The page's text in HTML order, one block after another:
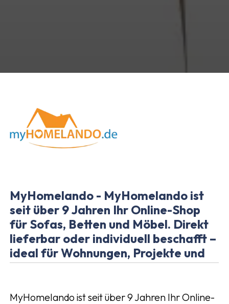
MyHomelando - MyHomelando ist
seit über 9 Jahren Ihr Online-Shop
für Sofas, Betten und Möbel. Direkt
lieferbar oder individuell beschafft –
ideal für Wohnungen, Projekte und
MyHomelando ist seit über 9 Jahren Ihr Online-